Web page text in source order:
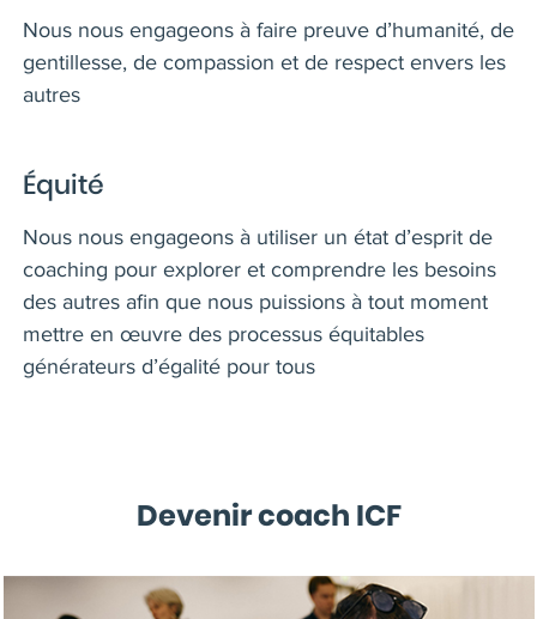
Nous nous engageons à faire preuve d’humanité, de
gentillesse, de compassion et de respect envers les
autres
Équité
Nous nous engageons à utiliser un état d’esprit de
coaching pour explorer et comprendre les besoins
des autres afin que nous puissions à tout moment
mettre en œuvre des processus équitables
générateurs d’égalité pour tous
Devenir coach ICF